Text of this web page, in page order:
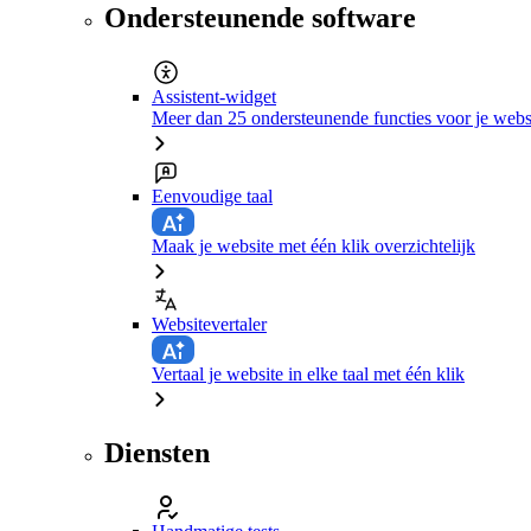
Ondersteunende software
Assistent-widget
Meer dan 25 ondersteunende functies voor je
Eenvoudige taal
Maak je website met één klik overzichtelijk
Websitevertaler
Vertaal je website in elke taal met één klik
Diensten